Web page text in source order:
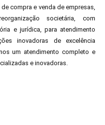
compra e venda de empresas,
societária, com
e jurídica, para atendimento
inovadoras de excelência
um atendimento completo e
e inovadoras.